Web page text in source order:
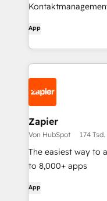
App
Zapier
Von HubSpot 174
The easiest way to
to 8,000+ apps
App